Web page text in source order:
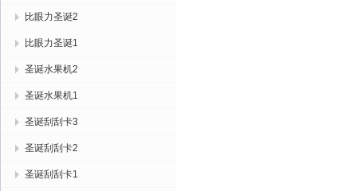
比眼力圣诞2
比眼力圣诞1
圣诞水果机2
圣诞水果机1
圣诞刮刮卡3
圣诞刮刮卡2
圣诞刮刮卡1